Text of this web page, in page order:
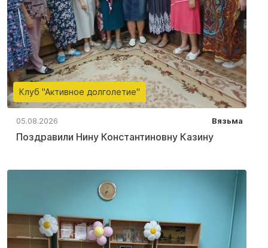
Клуб "Активное долголетие"
05.08.2026 Вязьма
Поздравили Нину Константиновну Казину